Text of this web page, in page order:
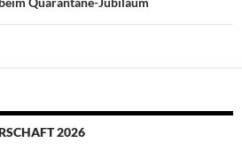
2026